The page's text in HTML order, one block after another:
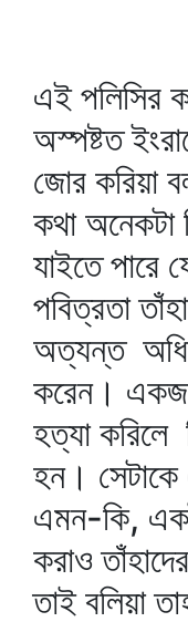
এই পলিসির
অস্পষ্টত
জোর করিয়া
কথা অনেকটা
যাইতে পারে
পবিত্রতা
অত্যন্ত
করেন। একজন
হত্যা করিলে
হন। সেটাকে
এমন-কি,
করাও
তাই বলিয়া